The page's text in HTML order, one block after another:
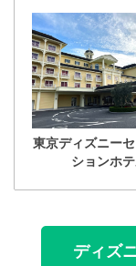
東京ディズニー
ションホ
ディズ